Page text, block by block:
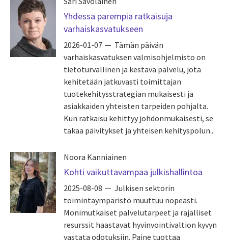
Yhdessä parempia ratkaisuja
varhaiskasvatukseen
2026-01-07
Tämän päivän
varhaiskasvatuksen valmisohjelmisto on
tietoturvallinen ja kestävä palvelu, jota
kehitetään jatkuvasti toimittajan
tuotekehitysstrategian mukaisesti ja
asiakkaiden yhteisten tarpeiden pohjalta.
Kun ratkaisu kehittyy johdonmukaisesti, se
takaa päivitykset ja yhteisen kehityspolun...
Noora Kanniainen
Kohti vaikuttavampaa julkishallintoa
2025-08-08
Julkisen sektorin
toimintaympäristö muuttuu nopeasti.
Monimutkaiset palvelutarpeet ja rajalliset
resurssit haastavat hyvinvointivaltion kyvyn
vastata odotuksiin. Paine tuottaa